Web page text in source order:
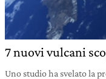
7 nuovi vulcani
Uno studio ha svelato la